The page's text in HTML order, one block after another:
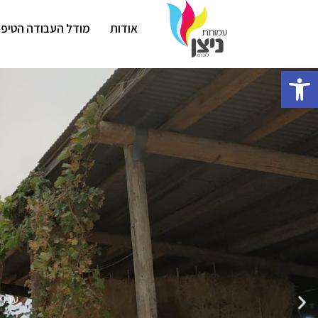
פתח סרגל נגישות
אודות מודל העבודה